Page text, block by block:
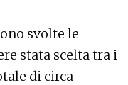
svolte le
stata scelta tra i
di circa